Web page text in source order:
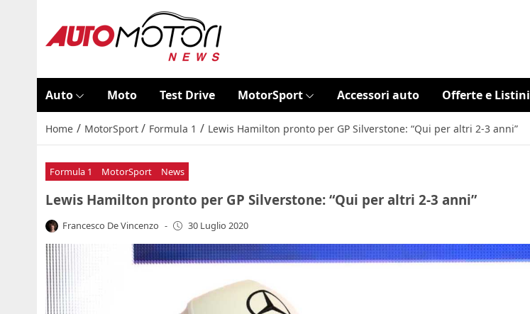
Auto Moto Test Drive MotorSport Accessori auto Offerte e Listini
Home / MotorSport / Formula 1 / Lewis Hamilton pronto per GP Silverstone: “Qui per altri 2-3 anni”
Formula 1 MotorSport News
Lewis Hamilton pronto per GP Silverstone: “Qui per altri 2-3 anni”
Francesco De Vincenzo - 30 Luglio 2020